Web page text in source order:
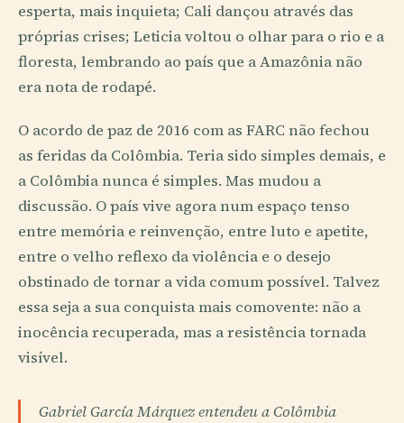
esperta, mais inquieta; Cali dançou através das
próprias crises; Leticia voltou o olhar para o rio e a
floresta, lembrando ao país que a Amazônia não
era nota de rodapé.
O acordo de paz de 2016 com as FARC não fechou
as feridas da Colômbia. Teria sido simples demais, e
a Colômbia nunca é simples. Mas mudou a
discussão. O país vive agora num espaço tenso
entre memória e reinvenção, entre luto e apetite,
entre o velho reflexo da violência e o desejo
obstinado de tornar a vida comum possível. Talvez
essa seja a sua conquista mais comovente: não a
inocência recuperada, mas a resistência tornada
visível.
Gabriel García Márquez entendeu a Colômbia